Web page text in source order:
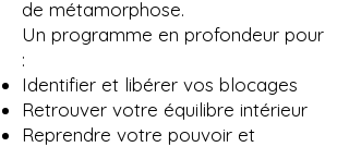
de métamorphose.
Un programme en profondeur pour
:
Identifier et libérer vos blocages
Retrouver votre équilibre intérieur
Reprendre votre pouvoir et